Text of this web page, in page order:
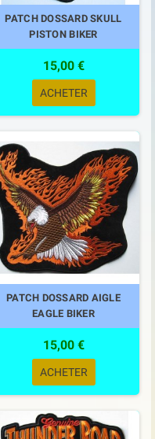
PATCH DOSSARD SKULL
PISTON BIKER
15,00 €
ACHETER
PATCH DOSSARD AIGLE
EAGLE BIKER
15,00 €
ACHETER